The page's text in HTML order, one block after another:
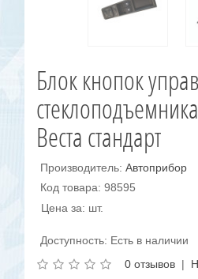
Блок кнопок
Веста стандарт
Производитель:Автоприбор
Код товара: 98595
Цена за: шт.
Доступность: Есть в наличии
0 отзывов |